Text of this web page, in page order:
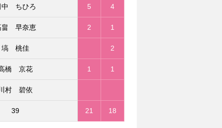
中 ちひろ 5 4
畠 早奈恵 2 1
塙 桃佳 2
橋 京花 1 1
村 碧依
39 21 18